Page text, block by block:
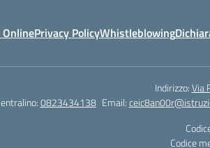
Privacy PolicyWhistleblowing
Indirizzo:Via
0823434138 Email:
Codice